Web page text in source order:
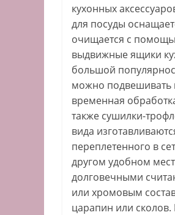
кухонных
для посуды
очищается с
выдвижные ящики
большой
можно подвешивать
временная
также сушилки-
вида
переплетенного в
другом удобном
долговечными
или хромовым
царапин или